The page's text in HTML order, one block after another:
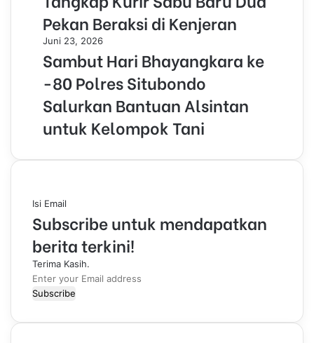
Pekan Beraksi di Kenjeran
Juni 23, 2026
Sambut Hari Bhayangkara ke
-80 Polres Situbondo
Salurkan Bantuan Alsintan
untuk Kelompok Tani
Isi Email
Subscribe untuk mendapatkan
berita terkini!
Terima Kasih.
E
n
e